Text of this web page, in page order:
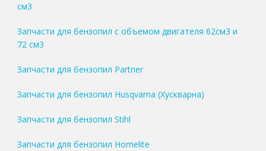
см3
Запчасти для бензопил с объемом двигателя 62см3 и
72 см3
Запчасти для бензопил Partner
Запчасти для бензопил Husqvarna (Хускварна)
Запчасти для бензопил Stihl
Запчасти для бензопил Homelite